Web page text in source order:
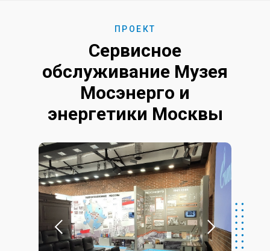
ПРОЕКТ
Сервисное
обслуживание Музея
Мосэнерго и
энергетики Москвы